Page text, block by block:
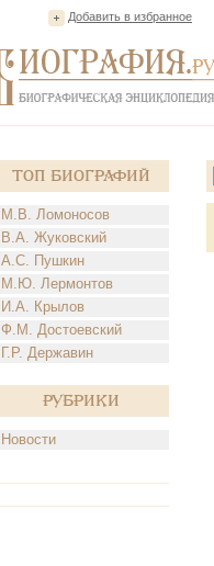
Добавить в избранное
Топ Биографий
М.В. Ломоносов
В.А. Жуковский
А.С. Пушкин
М.Ю. Лермонтов
И.А. Крылов
Ф.М. Достоевский
Г.Р. Державин
Рубрики
Новости